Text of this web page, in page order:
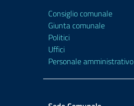
Consiglio comunale
Giunta comunale
Politici
Uffici
Personale amministrativo